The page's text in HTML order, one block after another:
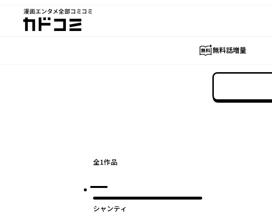
漫画エンタメ全部コミコミ
カドコミ
無料話増量
全1作品
シャンティ